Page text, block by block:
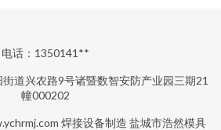
电话：1350141**
道兴农路9号诸暨数智安防产业园三期21
幢000202
焊接设备制造 盐城市浩然模具